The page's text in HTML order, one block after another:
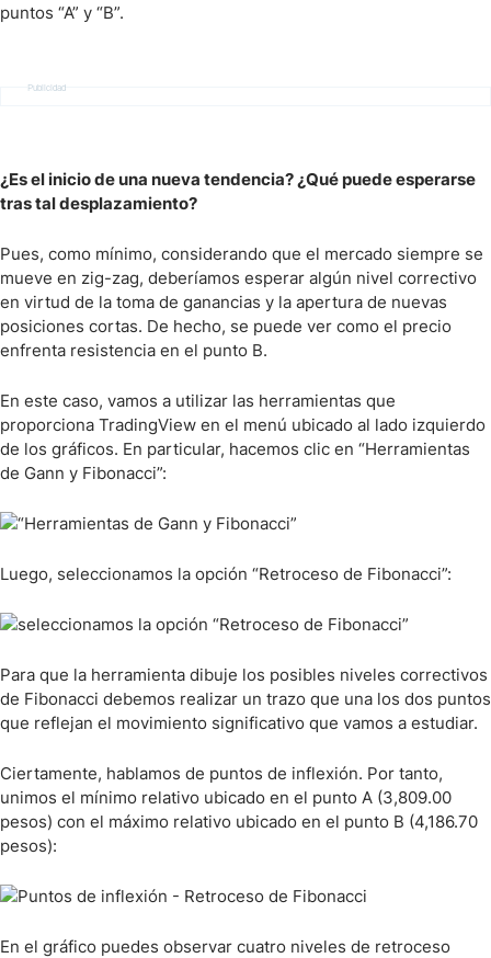
puntos “A” y “B”.
Publicidad
¿Es el inicio de una nueva tendencia? ¿Qué puede esperarse
tras tal desplazamiento?
Pues, como mínimo, considerando que el mercado siempre se
mueve en zig-zag, deberíamos esperar algún nivel correctivo
en virtud de la toma de ganancias y la apertura de nuevas
posiciones cortas. De hecho, se puede ver como el precio
enfrenta resistencia en el punto B.
En este caso, vamos a utilizar las herramientas que
proporciona TradingView en el menú ubicado al lado izquierdo
de los gráficos. En particular, hacemos clic en “Herramientas
de Gann y Fibonacci”:
Luego, seleccionamos la opción “Retroceso de Fibonacci”:
Para que la herramienta dibuje los posibles niveles correctivos
de Fibonacci debemos realizar un trazo que una los dos puntos
que reflejan el movimiento significativo que vamos a estudiar.
Ciertamente, hablamos de puntos de inflexión. Por tanto,
unimos el mínimo relativo ubicado en el punto A (3,809.00
pesos) con el máximo relativo ubicado en el punto B (4,186.70
pesos):
En el gráfico puedes observar cuatro niveles de retroceso